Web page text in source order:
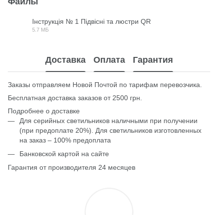
Інструкція № 1 Підвісні та люстри QR
5.7 МБ
Доставка Оплата Гарантия
Заказы отправляем Новой Почтой по тарифам перевозчика.
Бесплатная доставка заказов от 2500 грн.
Подробнее о доставке
Для серийных светильников наличными при получении
(при предоплате 20%). Для светильников изготовленных
на заказ – 100% предоплата
Банковской картой на сайте
Гарантия от производителя 24 месяцев